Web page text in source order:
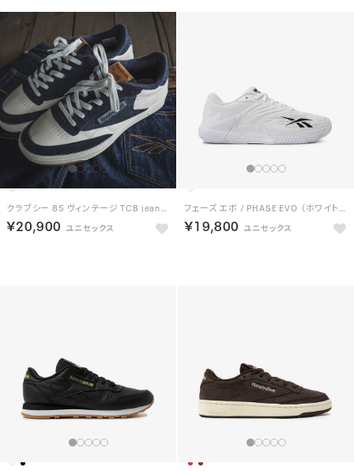
クラブシー 85 ヴィンテージ TCB jeans / CLUB C 85 VINTAGE TCB jeans（ネイビー）
￥20,900
フェーズ エボ / PHASE EVO （ホワイト/ブラック）
￥19,800